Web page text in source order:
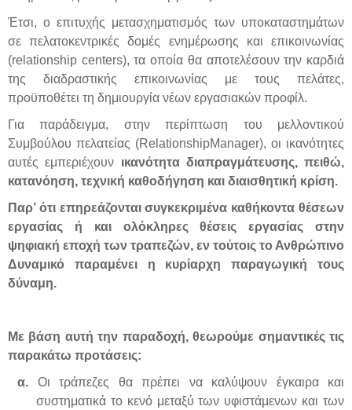
Έτσι, ο επιτυχής μετασχηματισμός των υποκαταστημάτων
σε πελατοκεντρικές δομές ενημέρωσης και επικοινωνίας
(relationship centers), τα οποία θα αποτελέσουν την καρδιά
της διαδραστικής επικοινωνίας με τους πελάτες,
προϋποθέτει τη δημιουργία νέων εργασιακών προφίλ.
Για παράδειγμα, στην περίπτωση του μελλοντικού
Συμβούλου πελατείας (RelationshipManager), oι ικανότητες
αυτές εμπεριέχουν ικανότητα διαπραγμάτευσης, πειθώ,
κατανόηση, τεχνική καθοδήγηση και διαισθητική κρίση.
Παρ’ ότι επηρεάζονται συγκεκριμένα καθήκοντα θέσεων
εργασίας ή και ολόκληρες θέσεις εργασίας στην
ψηφιακή εποχή των τραπεζών, εν τούτοις το Ανθρώπινο
Δυναμικό παραμένει η κυρίαρχη παραγωγική τους
δύναμη.
Με βάση αυτή την παραδοχή, θεωρούμε σημαντικές τις
παρακάτω προτάσεις:
α. Οι τράπεζες θα πρέπει να καλύψουν έγκαιρα και
συστηματικά το κενό μεταξύ των υφιστάμενων και των